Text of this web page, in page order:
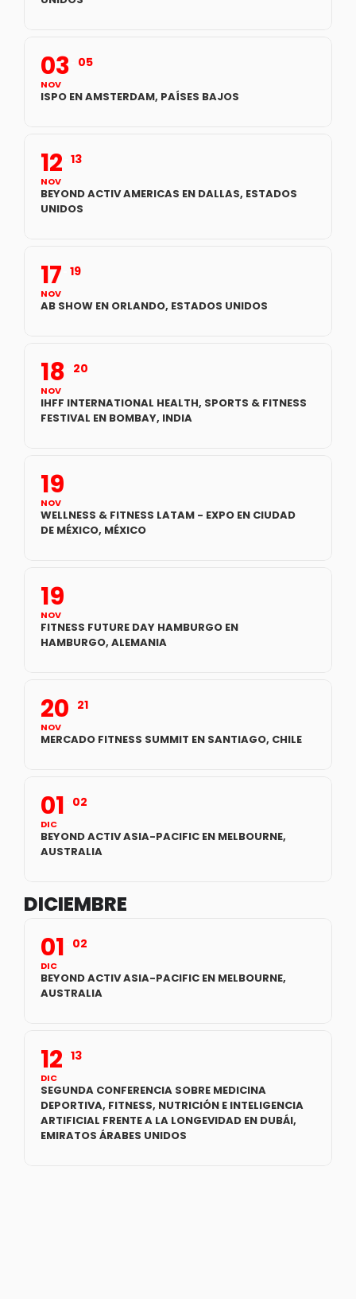
03
NOV
05
ISPO EN AMSTERDAM, PAÍSES BAJOS
12
NOV
13
BEYOND ACTIV AMERICAS EN DALLAS, ESTADOS
UNIDOS
17
NOV
19
AB SHOW EN ORLANDO, ESTADOS UNIDOS
18
NOV
20
IHFF INTERNATIONAL HEALTH, SPORTS & FITNESS
FESTIVAL EN BOMBAY, INDIA
19
NOV
WELLNESS & FITNESS LATAM - EXPO EN CIUDAD
DE MÉXICO, MÉXICO
19
NOV
FITNESS FUTURE DAY HAMBURGO EN
HAMBURGO, ALEMANIA
20
NOV
21
MERCADO FITNESS SUMMIT EN SANTIAGO, CHILE
01
DIC
02
BEYOND ACTIV ASIA-PACIFIC EN MELBOURNE,
AUSTRALIA
DICIEMBRE
01
DIC
02
BEYOND ACTIV ASIA-PACIFIC EN MELBOURNE,
AUSTRALIA
12
DIC
13
SEGUNDA CONFERENCIA SOBRE MEDICINA
DEPORTIVA, FITNESS, NUTRICIÓN E INTELIGENCIA
ARTIFICIAL FRENTE A LA LONGEVIDAD EN DUBÁI,
EMIRATOS ÁRABES UNIDOS